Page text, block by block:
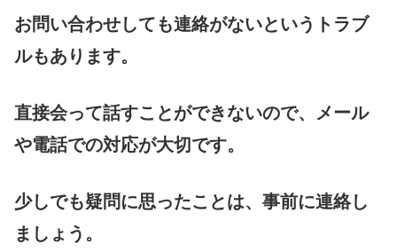
お問い合わせしても連絡がないというトラブ
ルもあります。
直接会って話すことができないので、メール
や電話での対応が大切です。
少しでも疑問に思ったことは、事前に連絡し
ましょう。